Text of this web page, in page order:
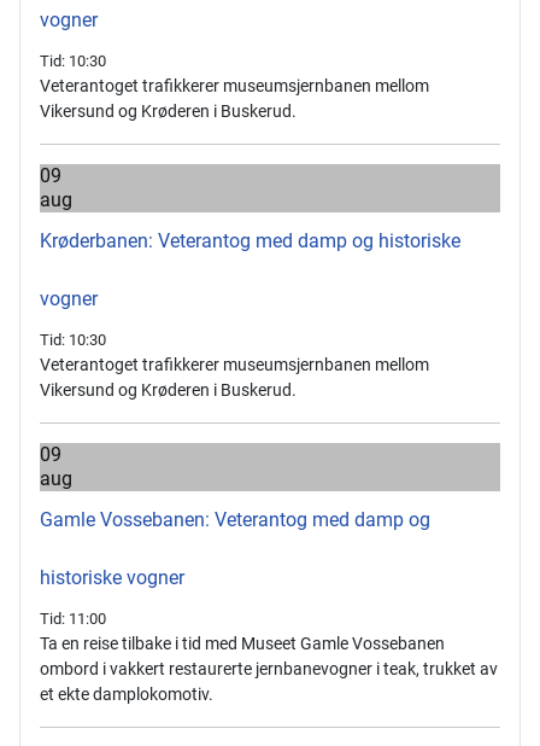
vogner
Tid: 10:30
Veterantoget trafikkerer museumsjernbanen mellom
Vikersund og Krøderen i Buskerud.
09
aug
Krøderbanen: Veterantog med damp og historiske
vogner
Tid: 10:30
Veterantoget trafikkerer museumsjernbanen mellom
Vikersund og Krøderen i Buskerud.
09
aug
Gamle Vossebanen: Veterantog med damp og
historiske vogner
Tid: 11:00
Ta en reise tilbake i tid med Museet Gamle Vossebanen
ombord i vakkert restaurerte jernbanevogner i teak, trukket av
et ekte damplokomotiv.